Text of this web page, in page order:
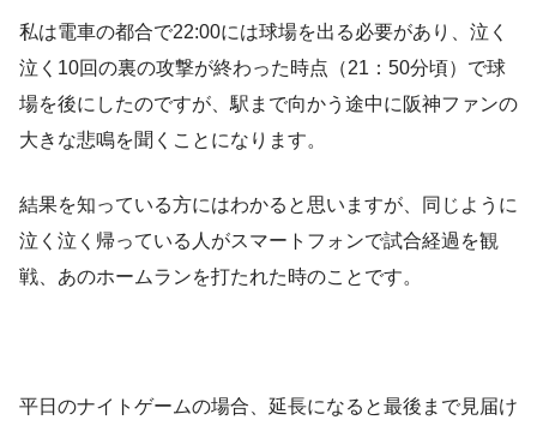
私は電車の都合で22:00には球場を出る必要があり、泣く
泣く10回の裏の攻撃が終わった時点（21：50分頃）で球
場を後にしたのですが、駅まで向かう途中に阪神ファンの
大きな悲鳴を聞くことになります。
結果を知っている方にはわかると思いますが、同じように
泣く泣く帰っている人がスマートフォンで試合経過を観
戦、あのホームランを打たれた時のことです。
平日のナイトゲームの場合、延長になると最後まで見届け